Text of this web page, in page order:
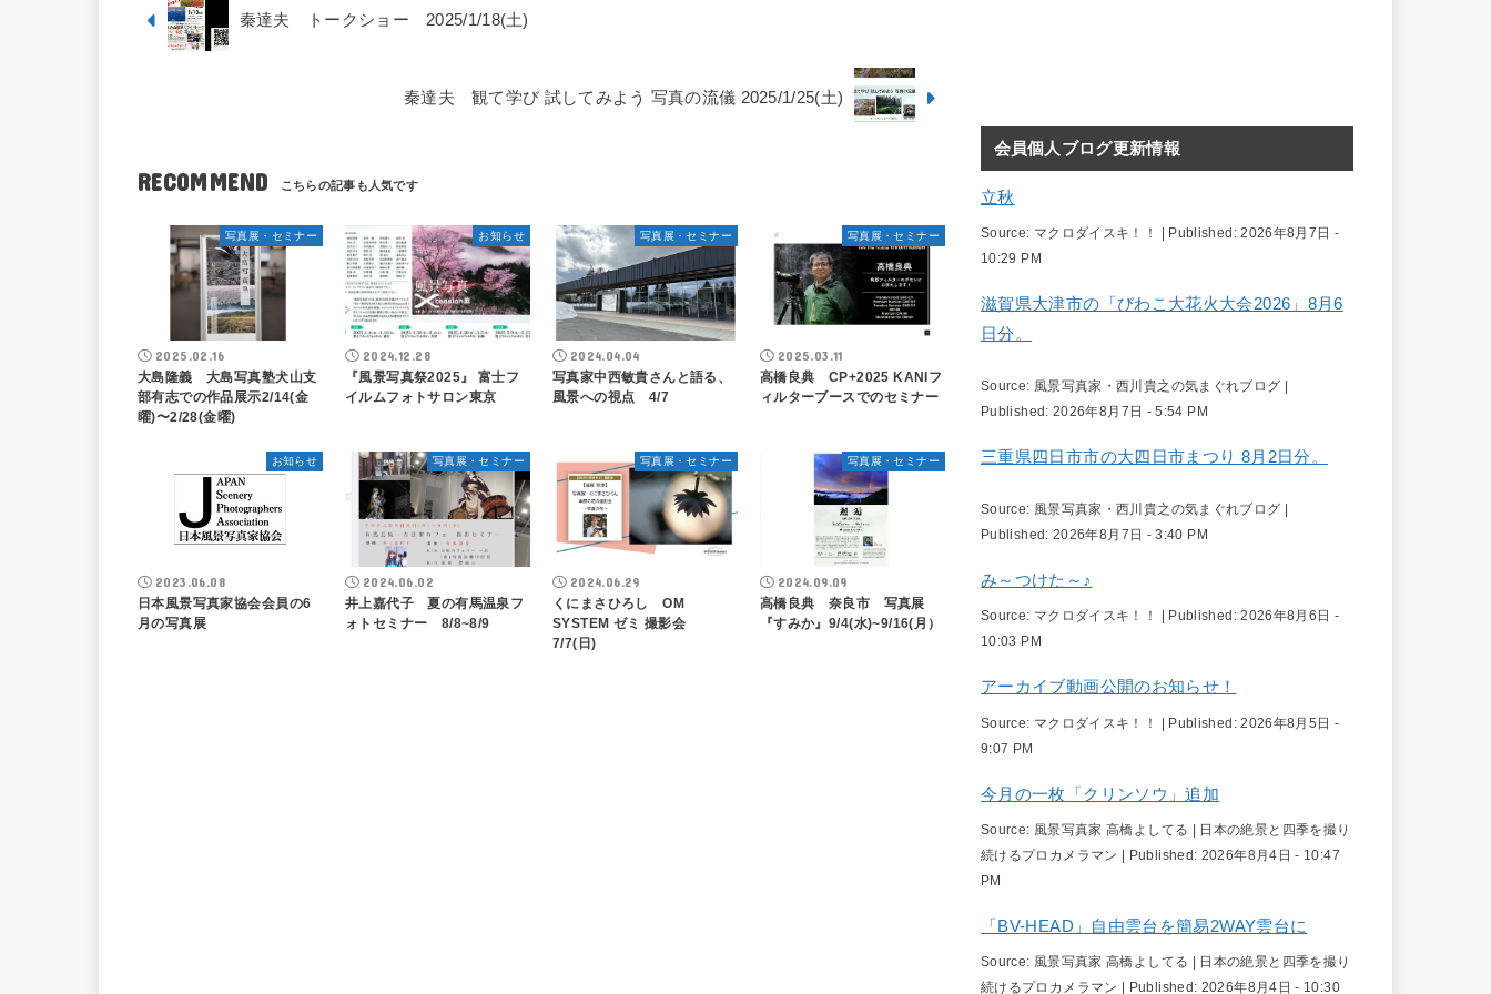
秦達夫 トークショー 2025/1/18(土)
秦達夫 観て学び 試してみよう 写真の流儀 2025/1/25(土)
RECOMMEND
写真展・セミナー
2025.02.16
大島隆義 大島写真塾犬山支
部有志での作品展示2/14(金
曜)〜2/28(金曜)
お知らせ
2024.12.28
『風景写真祭2025』 富士フ
イルムフォトサロン東京
写真展・セミナー
2024.04.04
写真家中西敏貴さんと語る、
風景への視点 4/7
写真展・セミナー
2025.03.11
高橋良典 CP+2025 KANIフ
ィルターブースでのセミナー
お知らせ
2023.06.08
日本風景写真家協会会員の6
月の写真展
写真展・セミナー
2024.06.02
井上嘉代子 夏の有馬温泉フ
ォトセミナー 8/8~8/9
写真展・セミナー
2024.06.29
くにまさひろし OM
SYSTEM ゼミ 撮影会
7/7(日)
写真展・セミナー
2024.09.09
高橋良典 奈良市 写真展
『すみか』9/4(水)~9/16(月）
会員個人ブログ更新情報
立秋
Source: マクロダイスキ！！ Published:2026年8月7日 -
10:29 PM
滋賀県大津市の「びわこ大花火大会2026」8月6
日分。
Source: 風景写真家・西川貴之の気まぐれブログ |
Published: 2026年8月7日 - 5:54 PM
三重県四日市市の大四日市まつり 8月2日分。
Source: 風景写真家・西川貴之の気まぐれブログ |
Published: 2026年8月7日 - 3:40 PM
み～つけた～♪
Source: マクロダイスキ！！ Published:2026年8月6日 -
10:03 PM
アーカイブ動画公開のお知らせ！
Source: マクロダイスキ！！ | Published:2026年8月5日 -
9:07 PM
今月の一枚「クリンソウ」追加
Source: 風景写真家 高橋よしてる | 日本の絶景と四季を撮り
続けるプロカメラマン
Published: 2026年8月4日 - 10:47
PM
「BV-HEAD」自由雲台を簡易2WAY雲台に
Source: 風景写真家 高橋よしてる | 日本の絶景と四季を撮り
続けるプロカメラマン
Published: 2026年8月4日 - 10:30